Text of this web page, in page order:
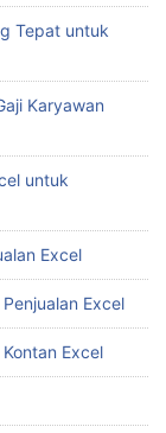
Tepat untuk
Karyawan
untuk
Excel
Excel
Excel